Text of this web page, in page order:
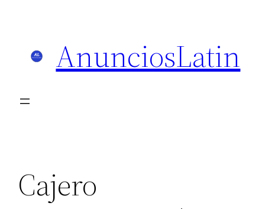
AnunciosLatin
Cajero